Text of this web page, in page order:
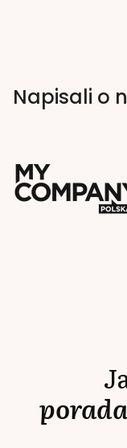
Napisali o